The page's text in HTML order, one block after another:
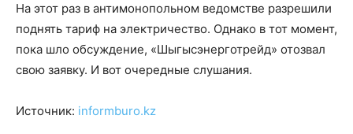
На этот раз в антимонопольном ведомстве разрешили
поднять тариф на электричество. Однако в тот момент,
пока шло обсуждение, «Шыгысэнерготрейд» отозвал
свою заявку. И вот очередные слушания.
Источник: informburo.kz